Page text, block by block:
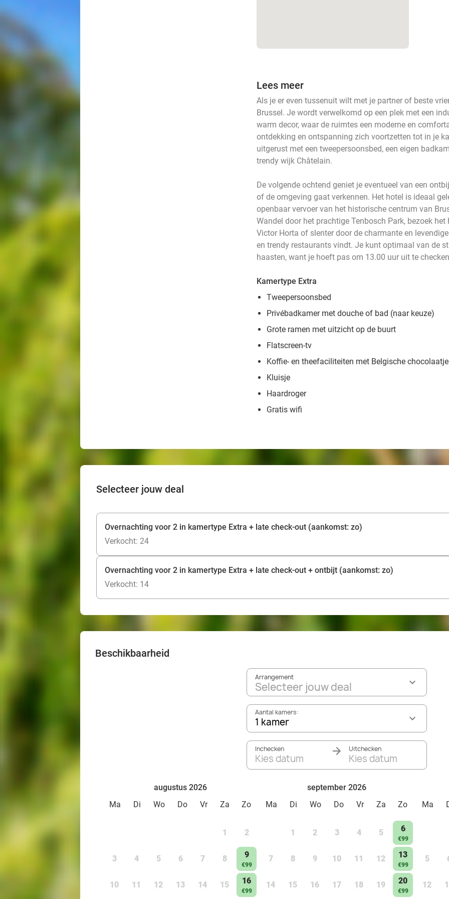
Lees meer
Als je er even tussenuit wilt met je partner of beste
Brussel. Je wordt verwelkomd op een plek met een
warm decor, waar de ruimtes een moderne en
ontdekking en ontspanning zich voortzetten tot in je
uitgerust met een tweepersoonsbed, een eigen
trendy wijk Châtelain.
De volgende ochtend geniet je eventueel van een
of de omgeving gaat verkennen. Het hotel is ideaal
openbaar vervoer van het historische centrum van
Wandel door het prachtige Tenbosch Park, bezoek
Victor Horta of slenter door de charmante en
en trendy restaurants vindt. Je kunt optimaal van de
haasten, want je hoeft pas om 13.00 uur uit te
Kamertype Extra
Tweepersoonsbed
Privébadkamer met douche of bad (naar keuze)
Grote ramen met uitzicht op de buurt
Flatscreen-tv
Koffie- en theefaciliteiten met Belgische
Kluisje
Haardroger
Gratis wifi
Selecteer jouw deal
Overnachting voor 2 in kamertype Extra + late check-out (aankomst: zo)
Verkocht: 24
Overnachting voor 2 in kamertype Extra + late check-out + ontbijt (aankomst: zo)
Verkocht: 14
Beschikbaarheid
Arrangement
Selecteer jouw deal
Aantal kamers:
1 kamer
Inchecken
Kies datum
Uitchecken
Kies datum
augustus 2026
Ma
Di Wo Do Vr Za Zo
1 2
3 4 5 6 7 8 9
€99
10 11 12 13 14 15 16
€99
september 2026
Ma
Di Wo Do Vr Za Zo
1 2 3 4 5 6
€99
7 8 9 10 11 12 13
€99
14 15 16 17 18 19 20
€99
Ma
5
12